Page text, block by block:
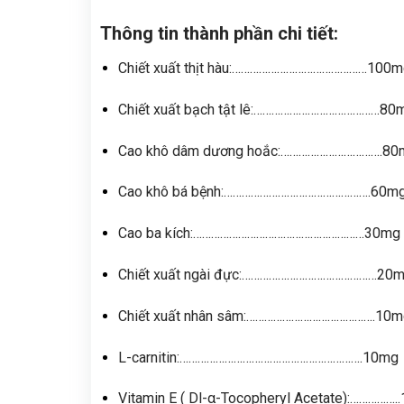
Thông tin thành phần chi tiết:
Chiết xuất thịt
Chiết xuất bạch tật
Cao khô dâm dương
Cao khô bá
Cao ba kích:…………………………………………………30mg
Chiết xuất ngài
Chiết xuất nhân
L-carnitin:…………………………………………………….10mg
Vitamin E ( Dl-α-Tocopheryl